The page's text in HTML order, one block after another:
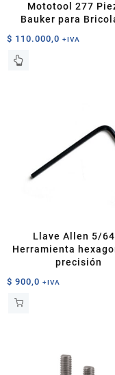
Mototool 277
Bauker para
$ 110.000,0 +IVA
Llave Allen 5/
Herramienta
precisión
$ 900,0 +IVA